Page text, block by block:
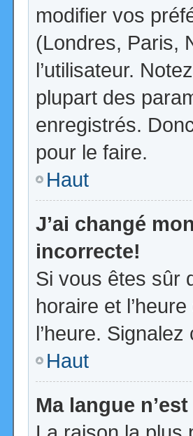
modifier vos
(Londres, Paris,
l’utilisateur.
plupart des
enregistrés.
pour le faire.
Haut
J’ai changé
incorrecte!
Si vous êtes sûr
horaire et
l’heure.
Haut
Ma langue